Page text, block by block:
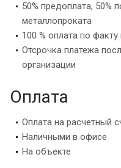
50% предоплата, 50%
металлопроката
100 % оплата по факту
Отсрочка платежа
организации
Оплата
Оплата на расчетный
Наличными в офисе
На объекте